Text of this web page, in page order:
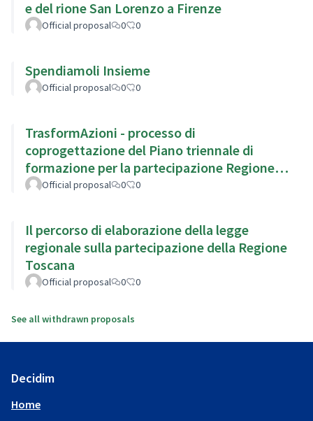
e del rione San Lorenzo a Firenze
Official proposal 0 0
Spendiamoli Insieme
Official proposal 0 0
TrasformAzioni - processo di
coprogettazione del Piano triennale di
formazione per la partecipazione Regione
Emilia Romagna
Official proposal 0 0
Il percorso di elaborazione della legge
regionale sulla partecipazione della Regione
Toscana
Official proposal 0 0
See all withdrawn proposals
Decidim
Home